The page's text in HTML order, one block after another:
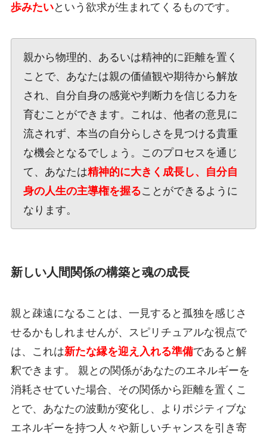
歩みたいという欲求が生まれてくるものです。
親から物理的、あるいは精神的に距離を置く
ことで、あなたは親の価値観や期待から解放
され、自分自身の感覚や判断力を信じる力を
育むことができます。これは、他者の意見に
流されず、本当の自分らしさを見つける貴重
な機会となるでしょう。このプロセスを通じ
て、あなたは精神的に大きく成長し、自分自
身の人生の主導権を握ることができるように
なります。
新しい人間関係の構築と魂の成長
親と疎遠になることは、一見すると孤独を感じさ
せるかもしれませんが、スピリチュアルな視点で
は、これは新たな縁を迎え入れる準備であると解
釈できます。 親との関係があなたのエネルギーを
消耗させていた場合、その関係から距離を置くこ
とで、あなたの波動が変化し、よりポジティブな
エネルギーを持つ人々や新しいチャンスを引き寄